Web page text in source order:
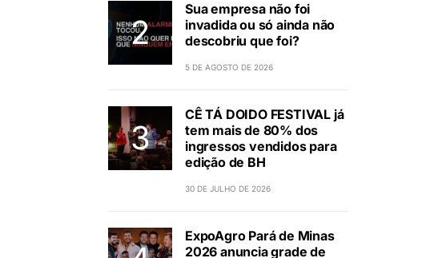
Sua empresa não foi
invadida ou só ainda não
descobriu que foi?
5 DE AGOSTO DE 2026
CÊ TÁ DOIDO FESTIVAL já
tem mais de 80% dos
ingressos vendidos para
edição de BH
30 DE JULHO DE 2026
ExpoAgro Pará de Minas
2026 anuncia grade de